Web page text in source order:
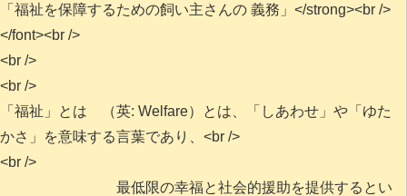
「福祉を保障するための飼い主さんの 義務」</strong><br />
</font><br />
<br />
<br />
「福祉」とは （英: Welfare）とは、「しあわせ」や「ゆた
かさ」を意味する言葉であり、<br />
<br />
最低限の幸福と社会的援助を提供するとい